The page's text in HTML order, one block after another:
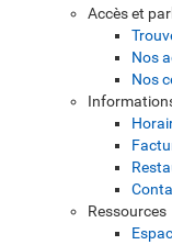
Accès et
Nos
Nos
Ressources